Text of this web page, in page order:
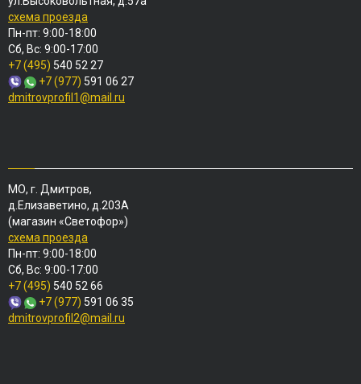
схема проезда
Пн-пт: 9:00-18:00
Сб, Вс: 9:00-17:00
+7 (495) 540 52 27
+7 (977) 591 06 27
dmitrovprofil1@mail.ru
МО, г. Дмитров,
д.Елизаветино, д.203А
(магазин «Светофор»)
схема проезда
Пн-пт: 9:00-18:00
Сб, Вс: 9:00-17:00
+7 (495) 540 52 66
+7 (977) 591 06 35
dmitrovprofil2@mail.ru